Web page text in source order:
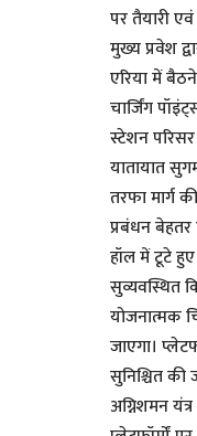
पर तैयारी
मुख्य प्रवेश
एरिया में
चार्जिंग
स्टेशन
यातायात
तरफा मार्ग
प्रबंधन बेहतर
हॉल में टूटे
सुव्यवस्थित
योजनात्मक
जाएगा।
सुनिश्चित
अग्निशमन